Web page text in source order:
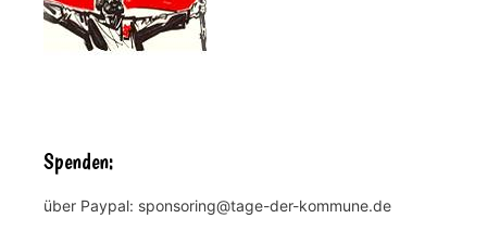
Spenden:
über Paypal: sponsoring@tage-der-kommune.de